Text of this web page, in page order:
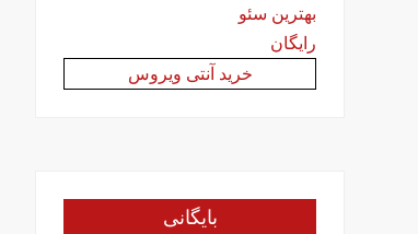
بهترین سئو
رایگان
خرید آنتی ویروس
بایگانی